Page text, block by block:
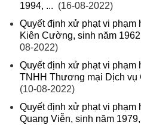
1994, ... (16-08-2022)
Quyết định xử phạt vi phạm
Kiên Cường, sinh năm
08-2022)
Quyết định xử phạt vi
TNHH Thương mại Dịch vụ
(10-08-2022)
Quyết định xử phạt vi
Quang Viễn, sinh năm